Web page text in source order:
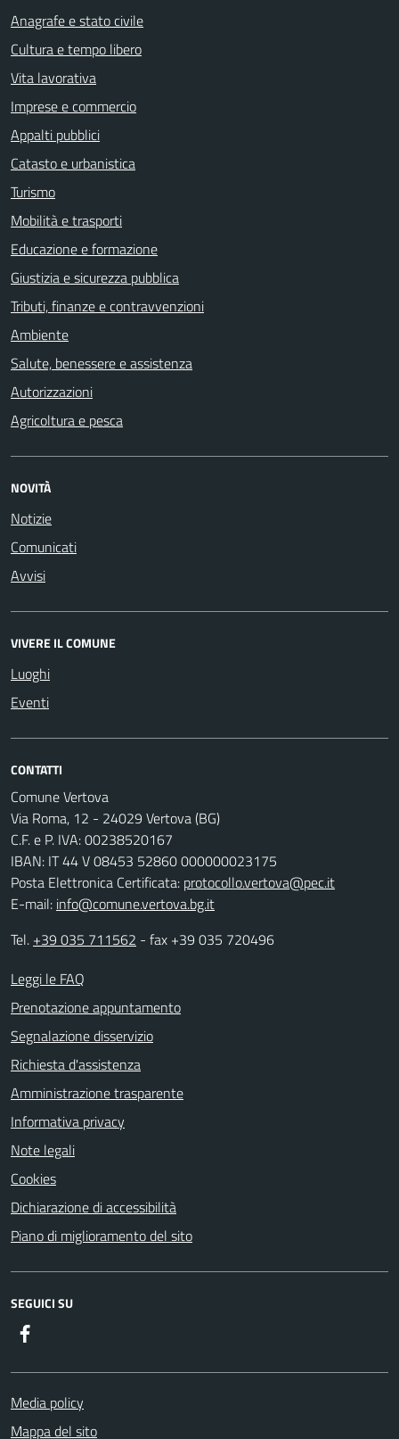
Anagrafe e stato civile
Cultura e tempo libero
Vita lavorativa
Imprese e commercio
Appalti pubblici
Catasto e urbanistica
Turismo
Mobilità e trasporti
Educazione e formazione
Giustizia e sicurezza pubblica
Tributi, finanze e contravvenzioni
Ambiente
Salute, benessere e assistenza
Autorizzazioni
Agricoltura e pesca
NOVITÀ
Notizie
Comunicati
Avvisi
VIVERE IL COMUNE
Luoghi
Eventi
CONTATTI
Comune Vertova
Via Roma, 12 - 24029 Vertova (BG)
C.F. e P. IVA: 00238520167
IBAN: IT 44 V 08453 52860 000000023175
Posta Elettronica Certificata: protocollo.vertova@pec.it
E-mail: info@comune.vertova.bg.it
Tel. +39 035 711562 - fax +39 035 720496
Leggi le FAQ
Prenotazione appuntamento
Segnalazione disservizio
Richiesta d'assistenza
Amministrazione trasparente
Informativa privacy
Note legali
Cookies
Dichiarazione di accessibilità
Piano di miglioramento del sito
SEGUICI SU
Media policy
Mappa del sito